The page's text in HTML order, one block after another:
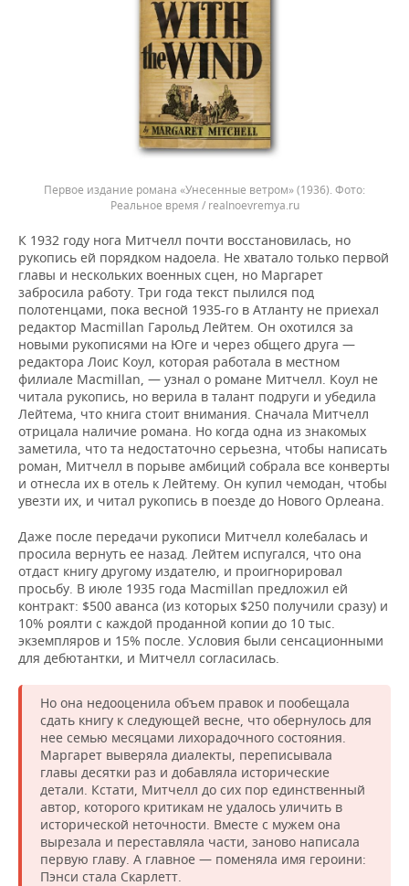
Первое издание романа «Унесенные ветром» (1936).
Реальное время / realnoevremya.ru
К 1932 году нога Митчелл почти восстановилась, но
рукопись ей порядком надоела. Не хватало только первой
главы и нескольких военных сцен, но Маргарет
забросила работу. Три года текст пылился под
полотенцами, пока весной 1935-го в Атланту не приехал
редактор Macmillan Гарольд Лейтем. Он охотился за
новыми рукописями на Юге и через общего друга —
редактора Лоис Коул, которая работала в местном
филиале Macmillan, — узнал о романе Митчелл. Коул не
читала рукопись, но верила в талант подруги и убедила
Лейтема, что книга стоит внимания. Сначала Митчелл
отрицала наличие романа. Но когда одна из знакомых
заметила, что та недостаточно серьезна, чтобы написать
роман, Митчелл в порыве амбиций собрала все конверты
и отнесла их в отель к Лейтему. Он купил чемодан, чтобы
увезти их, и читал рукопись в поезде до Нового Орлеана.
Даже после передачи рукописи Митчелл колебалась и
просила вернуть ее назад. Лейтем испугался, что она
отдаст книгу другому издателю, и проигнорировал
просьбу. В июле 1935 года Macmillan предложил ей
контракт: $500 аванса (из которых $250 получили сразу) и
10% роялти с каждой проданной копии до 10 тыс.
экземпляров и 15% после. Условия были сенсационными
для дебютантки, и Митчелл согласилась.
Но она недооценила объем правок и пообещала
сдать книгу к следующей весне, что обернулось для
нее семью месяцами лихорадочного состояния.
Маргарет выверяла диалекты, переписывала
главы десятки раз и добавляла исторические
детали. Кстати, Митчелл до сих пор единственный
автор, которого критикам не удалось уличить в
исторической неточности. Вместе с мужем она
вырезала и переставляла части, заново написала
первую главу. А главное — поменяла имя героини:
Пэнси стала Скарлетт.